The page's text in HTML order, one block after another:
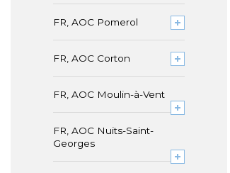
FR, AOC Pomerol
FR, AOC Corton
FR, AOC Moulin-à-Vent
FR, AOC Nuits-Saint-
Georges